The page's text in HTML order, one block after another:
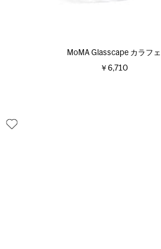
MoMA Glasscape カラフェ
￥6,710